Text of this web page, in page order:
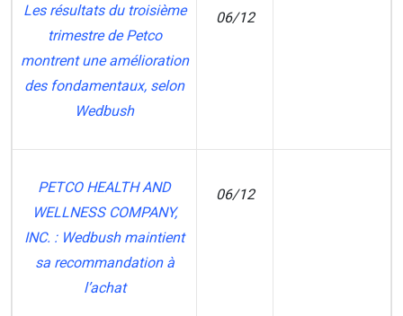
Les résultats du troisième
trimestre de Petco
montrent une amélioration
des fondamentaux, selon
Wedbush
06/12
PETCO HEALTH AND
WELLNESS COMPANY,
INC. : Wedbush maintient
sa recommandation à
l’achat
06/12